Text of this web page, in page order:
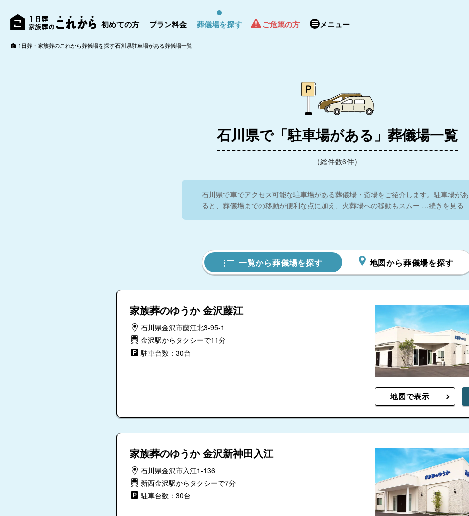
初めての方 プラン料金 葬儀場を探す ご危篤の方 メニュー
1日葬・家族葬のこれから葬儀場を探す石川県駐車場がある葬儀場一覧
石川県で「駐車場がある」葬儀場一覧
(総件数6件)
石川県で車でアクセス可能な駐車場がある葬儀場・斎場をご紹介します。駐車場があ
ると、葬儀場までの移動が便利な点に加え、火葬場への移動もスムー …続きを見る
一覧から葬儀場を探す 地図から葬儀場を探す
家族葬のゆうか 金沢藤江
石川県金沢市藤江北3-95-1
金沢駅からタクシーで11分
駐車台数：30台
地図で表示
家族葬のゆうか 金沢新神田入江
石川県金沢市入江1-136
新西金沢駅からタクシーで7分
駐車台数：30台